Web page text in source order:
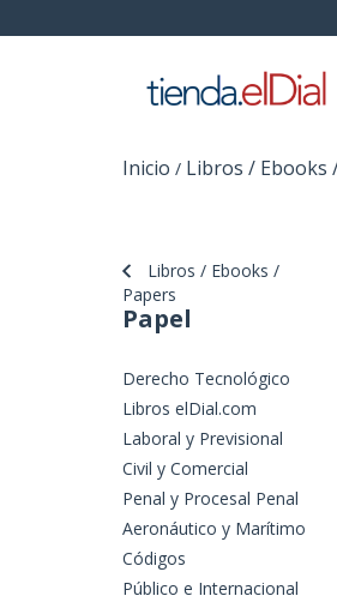
Inicio / Libros / Ebooks
Libros / Ebooks /
Papers
Papel
Derecho Tecnológico
Libros elDial.com
Laboral y Previsional
Civil y Comercial
Penal y Procesal Penal
Aeronáutico y Marítimo
Códigos
Público e Internacional